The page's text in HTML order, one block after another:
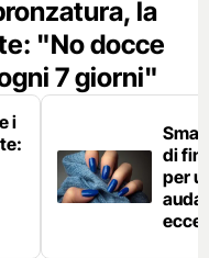
la
"No docce
7 giorni"
i
di
per